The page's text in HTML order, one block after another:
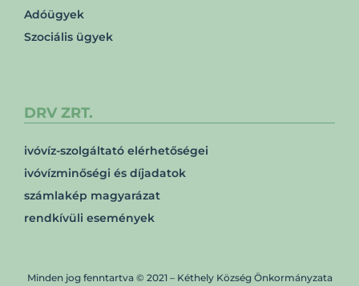
Adóügyek
Szociális ügyek
DRV ZRT.
ivóvíz-szolgáltató elérhetőségei
ivóvízminőségi és díjadatok
számlakép magyarázat
rendkívüli események
Minden jog fenntartva © 2021 – Kéthely Község Önkormányzata